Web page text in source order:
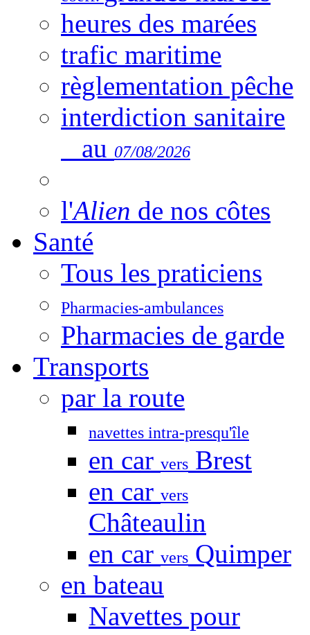
heures des marées
trafic maritime
règlementation pêche
interdiction sanitaire
au 07/08/2026
l'Alien de nos côtes
Santé
Tous les praticiens
Pharmacies-ambulances
Pharmacies de garde
Transports
par la route
navettes intra-presqu'île
en car vers Brest
en car vers
Châteaulin
en car vers Quimper
en bateau
Navettes pour